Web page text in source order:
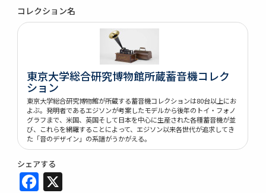
コレクション名
東京大学総合研究博物館所蔵蓄音機コレク
ション
東京大学総合研究博物館が所蔵する蓄音機コレクションは80台以上にお
よぶ。発明者であるエジソンが考案したモデルから後年のトイ・フォノ
グラフまで、米国、英国そして日本を中心に生産された各種蓄音機が並
び、これらを網羅することによって、エジソン以来各世代が追求してき
た「音のデザイン」の系譜がうかがえる。
シェアする
Facebook